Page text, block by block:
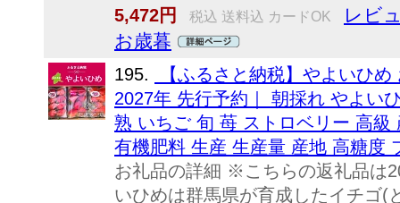
5,472円
税込 送料込 カードOK
レビ
お歳暮
195.
【ふるさと納税】やよいひ
2027年 先行予約｜ 朝採れ やよい
熟 いちご 旬 苺 ストロベリー 高
有機肥料 生産 生産量 産地 高糖度
お礼品の詳細 ※こちらの返礼品は
いひめは群馬県が育成したイチゴ(